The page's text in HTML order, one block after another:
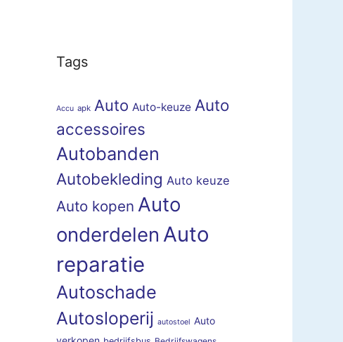
Tags
Accu apk Auto Auto-keuze Auto
accessoires
Autobanden
Autobekleding Auto keuze
Auto kopen Auto
onderdelen Auto
reparatie
Autoschade
Autosloperij autostoel Auto